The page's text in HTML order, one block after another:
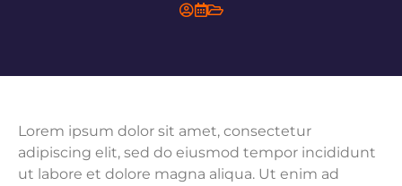
Lorem ipsum dolor sit amet, consectetur
adipiscing elit, sed do eiusmod tempor incididunt
ut labore et dolore magna aliqua. Ut enim ad